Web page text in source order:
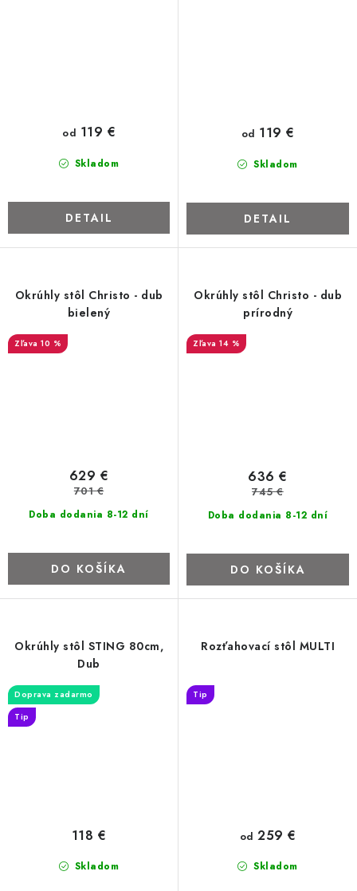
Skladom
od 119 €
DETAIL
Skladom
od 119 €
DETAIL
Okrúhly stôl Christo - dub
bielený
10 %
Doba dodania 8-12 dní
629 €
701 €
DO KOŠÍKA
Okrúhly stôl Christo - dub
prírodný
14 %
Doba dodania 8-12 dní
636 €
745 €
DO KOŠÍKA
Okrúhly stôl STING 80cm,
Dub
Doprava zadarmo
Tip
Skladom
118 €
Rozťahovací stôl MULTI
Tip
Skladom
od 259 €